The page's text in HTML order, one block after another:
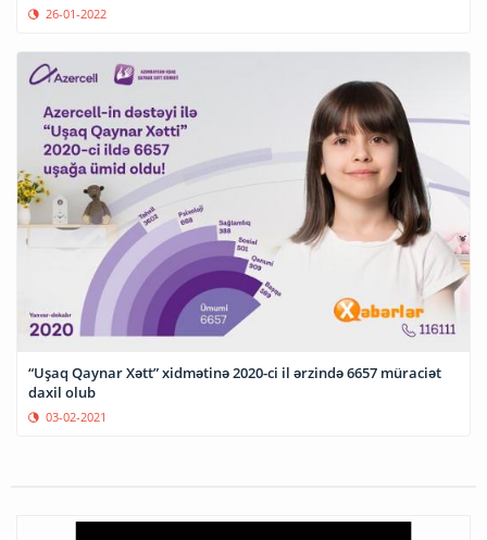
26-01-2022
“Uşaq Qaynar Xətt” xidmətinə 2020-ci il ərzində 6657 müraciət
daxil olub
03-02-2021